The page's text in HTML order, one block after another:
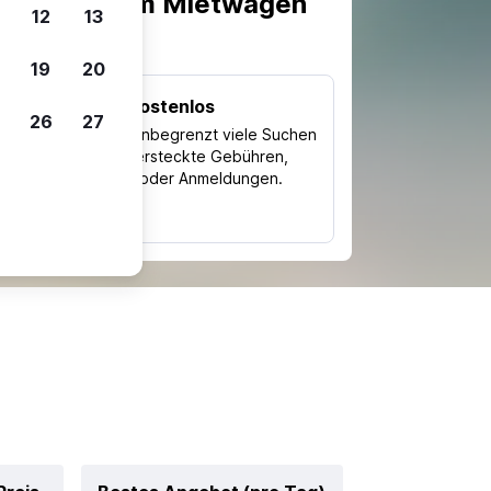
Kostenlos
Nutze unbegrenzt viele Suchen
ohne versteckte Gebühren,
Kosten oder Anmeldungen.
12 13
19 20
26 27